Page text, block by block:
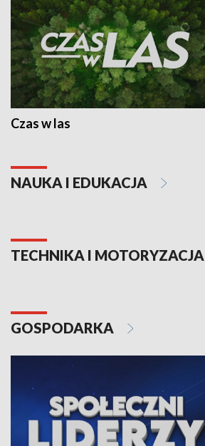
Czas w las
NAUKA I EDUKACJA
TECHNIKA I MOTORYZACJA
GOSPODARKA